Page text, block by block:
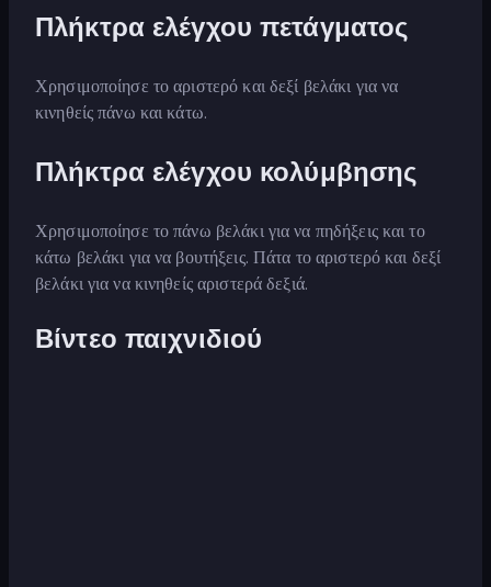
Πλήκτρα ελέγχου πετάγματος
Χρησιμοποίησε το αριστερό και δεξί βελάκι για να
κινηθείς πάνω και κάτω.
Πλήκτρα ελέγχου κολύμβησης
Χρησιμοποίησε το πάνω βελάκι για να πηδήξεις και το
κάτω βελάκι για να βουτήξεις. Πάτα το αριστερό και δεξί
βελάκι για να κινηθείς αριστερά δεξιά.
Βίντεο παιχνιδιού